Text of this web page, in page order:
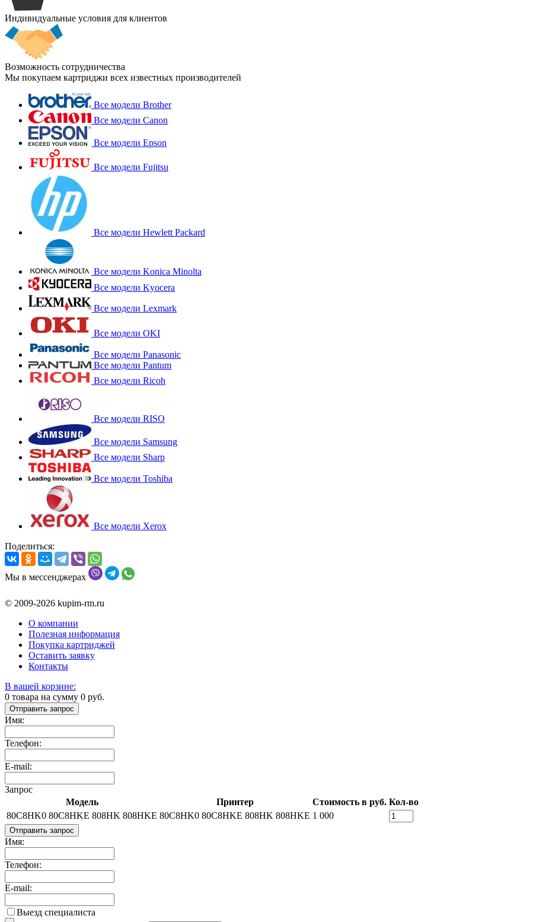
Индивидуальные условия для клиентов
Возможность сотрудничества
Мы покупаем картриджи всех известных производителей
Все модели Brother
Все модели Canon
Все модели Epson
Все модели Fujitsu
Все модели Hewlett Packard
Все модели Konica Minolta
Все модели Kyocera
Все модели Lexmark
Все модели OKI
Все модели Panasonic
Все модели Pantum
Все модели Ricoh
Все модели RISO
Все модели Samsung
Все модели Sharp
Все модели Toshiba
Все модели Xerox
Поделиться:
Мы в мессенджерах
© 2009-2026 kupim-rm.ru
О компании
Полезная информация
Покупка картриджей
Оставить заявку
Контакты
В вашей корзине:
0 товара на сумму 0 руб.
Отправить запрос
Имя:
Телефон:
E-mail:
Запрос
Модель
Принтер Стоимость в руб. Кол-во
80C8HK0 80C8HKE 808HK 808HKE 80C8HK0 80C8HKE 808HK 808HKE 1 000
Отправить запрос
Имя:
Телефон:
E-mail:
Выезд специалиста